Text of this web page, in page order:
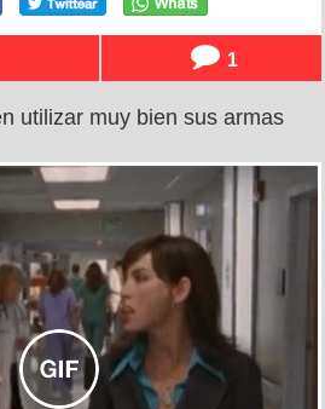
1
utilizar muy bien sus armas